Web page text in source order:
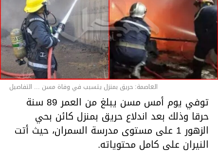
العاصمة: حريق بمنزل يتسبب في وفاة مسن ... التفاصيل
توفي يوم أمس مسن يبلغ من العمر 89 سنة
حرقا وذلك بعد اندلاع حريق بمنزل كائن بحي
الزهور 1 على مستوى مدرسة السمران، حيث أتت
النيران على كامل محتوياته.